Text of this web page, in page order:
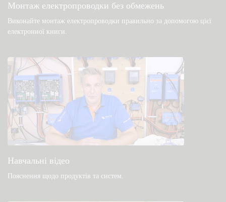
документація
Монтаж електропроводки без обмежень
Виконайте монтаж електропроводки правильно за допомогою цієї
електронної книги.
Навчальні відео
Пояснення щодо продуктів та систем.